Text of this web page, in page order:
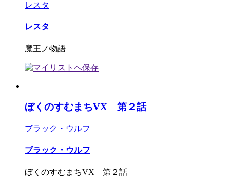
レスタ
レスタ
魔王ノ物語
ぼくのすむまちVX 第２話
ブラック・ウルフ
ブラック・ウルフ
ぼくのすむまちVX 第２話